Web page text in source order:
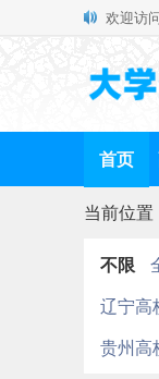
欢迎访
首页
当前位置
不限
辽宁高
贵州高